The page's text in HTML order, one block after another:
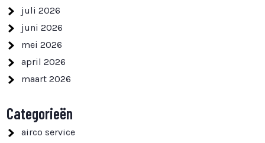
juli 2026
juni 2026
mei 2026
april 2026
maart 2026
Categorieën
airco service